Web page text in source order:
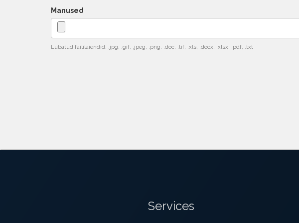
Manused
Lubatud faililaiendid: .jpg, .gif, .jpeg, .png, .doc, .tif, .xls, .docx, .xlsx, .pdf, .txt
Services